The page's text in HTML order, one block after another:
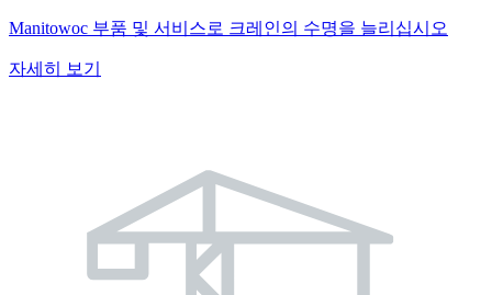
Manitowoc 부품 및 서비스로 크레인의 수명을 늘리십시오
자세히 보기